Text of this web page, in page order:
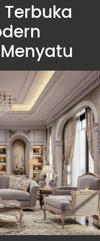
Terbuka